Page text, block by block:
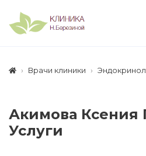
Врачи клиники
Акимова Ксения
Услуги